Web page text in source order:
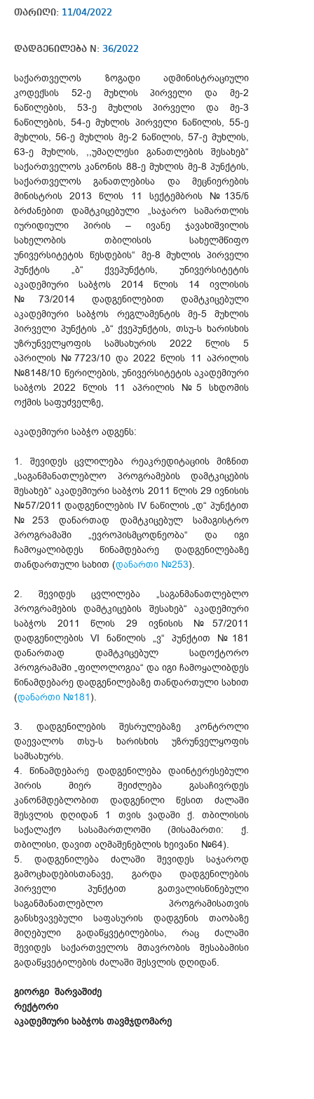
თარიღი: 11/04/2022
დადგენილება N: 36/2022
საქართველოს ზოგადი ადმინისტრაციული
კოდექსის 52-ე მუხლის პირველი და მე-2
ნაწილების, 53-ე მუხლის პირველი და მე-3
ნაწილების, 54-ე მუხლის პირველი ნაწილის, 55-ე
მუხლის, 56-ე მუხლის მე-2 ნაწილის, 57-ე მუხლის,
63-ე მუხლის, ,,უმაღლესი განათლების შესახებ“
საქართველოს კანონის 88-ე მუხლის მე-8 პუნქტის,
საქართველოს განათლებისა და მეცნიერების
მინისტრის 2013 წლის 11 სექტემბრის №135/ნ
ბრძანებით დამტკიცებული „საჯარო სამართლის
იურიდიული პირის – ივანე ჯავახიშვილის
სახელობის თბილისის სახელმწიფო
უნივერსიტეტის წესდების“ მე-8 მუხლის პირველი
პუნქტის „ბ“ ქვეპუნქტის, უნივერსიტეტის
აკადემიური საბჭოს 2014 წლის 14 ივლისის
№73/2014 დადგენილებით დამტკიცებული
აკადემიური საბჭოს რეგლამენტის მე-5 მუხლის
პირველი პუნქტის „ბ“ ქვეპუნქტის, თსუ-ს ხარისხის
უზრუნველყოფის სამსახურის 2022 წლის 5
აპრილის №7723/10 და 2022 წლის 11 აპრილის
№8148/10 წერილების, უნივერსიტეტის აკადემიური
საბჭოს 2022 წლის 11 აპრილის №5 სხდომის
ოქმის საფუძველზე,
აკადემიური საბჭო ადგენს:
1. შევიდეს ცვლილება რეაკრედიტაციის მიზნით
„საგანმანათლებლო პროგრამების დამტკიცების
შესახებ“ აკადემიური საბჭოს 2011 წლის 29 ივნისის
№57/2011 დადგენილების IV ნაწილის „დ“ პუნქტით
№253 დანართად დამტკიცებულ სამაგისტრო
პროგრამაში „ევროპისმცოდნეობა“ და იგი
ჩამოყალიბდეს წინამდებარე დადგენილებაზე
თანდართული სახით (დანართი №253).
2. შევიდეს ცვლილება „საგანმანათლებლო
პროგრამების დამტკიცების შესახებ“ აკადემიური
საბჭოს 2011 წლის 29 ივნისის №57/2011
დადგენილების VI ნაწილის „ვ“ პუნქტით №181
დანართად დამტკიცებულ სადოქტორო
პროგრამაში „ფილოლოგია“ და იგი ჩამოყალიბდეს
წინამდებარე დადგენილებაზე თანდართული სახით
(დანართი №181).
3. დადგენილების შესრულებაზე კონტროლი
დაევალოს თსუ-ს ხარისხის უზრუნველყოფის
სამსახურს.
4. წინამდებარე დადგენილება დაინტერესებული
პირის მიერ შეიძლება გასაჩივრდეს
კანონმდებლობით დადგენილი წესით ძალაში
შესვლის დღიდან 1 თვის ვადაში ქ. თბილისის
საქალაქო სასამართლოში (მისამართი: ქ.
თბილისი, დავით აღმაშენებლის ხეივანი №64).
5. დადგენილება ძალაში შევიდეს საჯაროდ
გამოცხადებისთანავე, გარდა დადგენილების
პირველი პუნქტით გათვალისწინებული
საგანმანათლებლო პროგრამისათვის
განსხვავებული საფასურის დადგენის თაობაზე
მიღებული გადაწყვეტილებისა, რაც ძალაში
შევიდეს საქართველოს მთავრობის შესაბამისი
გადაწყვეტილების ძალაში შესვლის დღიდან.
გიორგი შარვაშიძე
რექტორი
აკადემიური საბჭოს თავმჯდომარე